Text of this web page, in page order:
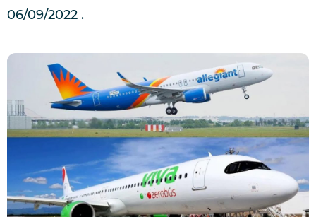
06/09/2022